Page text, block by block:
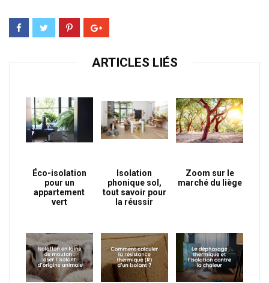
ARTICLES LIÉS
Éco-isolation
pour un
appartement
vert
Isolation
phonique sol,
tout savoir pour
la réussir
Zoom sur le
marché du liège